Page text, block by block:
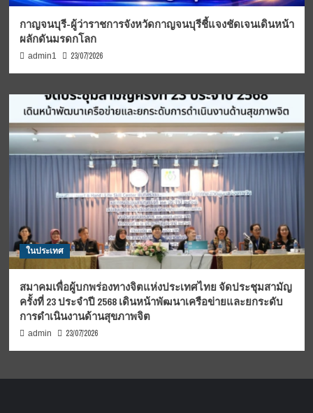
กาญจนบุรี-ผู้ว่าราชการจังหวัดกาญจนบุรีชี้แจงชัดเจนเดินหน้า
ผลักดันมรดกโลก
admin1 23/07/2026
ในประเทศ
สมาคมเพื่อผู้บกพร่องทางจิตแห่งประเทศไทย จัดประชุมสามัญ
ครั้งที่ 23 ประจำปี 2568 เดินหน้าพัฒนาเครือข่ายและยกระดับ
การดำเนินงานด้านสุขภาพจิต
admin 23/07/2026